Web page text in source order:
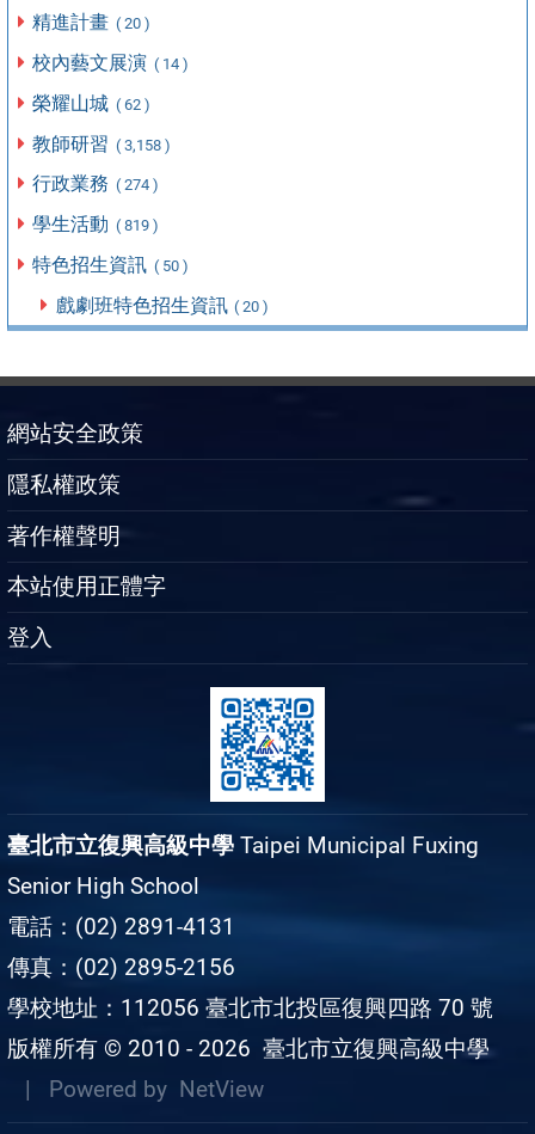
精進計畫 ( 20 )
校內藝文展演 ( 14 )
榮耀山城 ( 62 )
教師研習 ( 3,158 )
行政業務 ( 274 )
學生活動 ( 819 )
特色招生資訊 ( 50 )
戲劇班特色招生資訊 ( 20 )
網站安全政策
隱私權政策
著作權聲明
本站使用正體字
登入
臺北市立復興高級中學 Taipei Municipal Fuxing
Senior High School
電話：(02) 2891-4131
傳真：(02) 2895-2156
學校地址：112056 臺北市北投區復興四路 70 號
版權所有 © 2010 - 2026 臺北市立復興高級中學
| Powered by NetView